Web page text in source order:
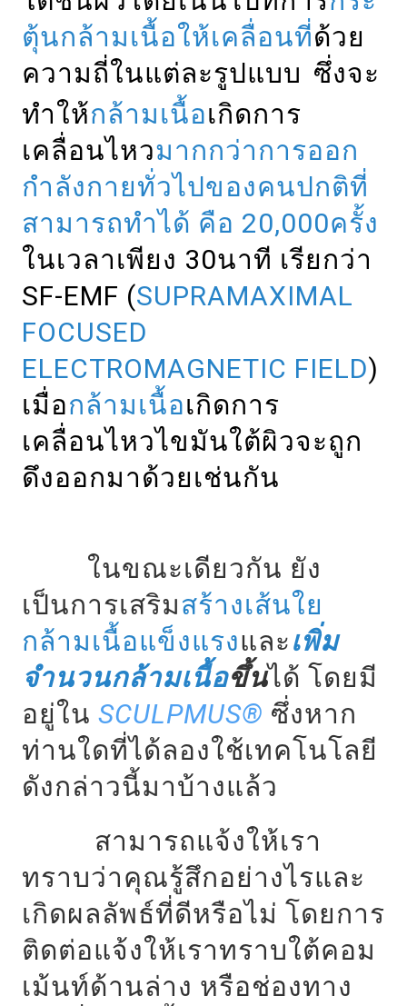
ตุ้นกล้ามเนื้อให้เคลื่อนที่ด้วย
ความถี่ในแต่ละรูปแบบ ซึ่งจะ
ทำให้กล้ามเนื้อเกิดการ
เคลื่อนไหวมากกว่าการออก
กำลังกายทั่วไปของคนปกติที่
สามารถทำได้ คือ 20,000ครั้ง
ในเวลาเพียง 30นาที เรียกว่า
SF-EMF (SUPRAMAXIMAL
FOCUSED
ELECTROMAGNETIC FIELD)
เมื่อกล้ามเนื้อเกิดการ
เคลื่อนไหวไขมันใต้ผิวจะถูก
ดึงออกมาด้วยเช่นกัน
ในขณะเดียวกัน ยัง
เป็นการเสริมสร้างเส้นใย
กล้ามเนื้อแข็งแรงและเพิ่ม
จำนวนกล้ามเนื้อขึ้นได้ โดยมี
อยู่ใน SCULPMUS® ซึ่งหาก
ท่านใดที่ได้ลองใช้เทคโนโลยี
ดังกล่าวนี้มาบ้างแล้ว
สามารถแจ้งให้เรา
ทราบว่าคุณรู้สึกอย่างไรและ
เกิดผลลัพธ์ที่ดีหรือไม่ โดยการ
ติดต่อแจ้งให้เราทราบใต้คอม
เม้นท์ด้านล่าง หรือช่องทาง